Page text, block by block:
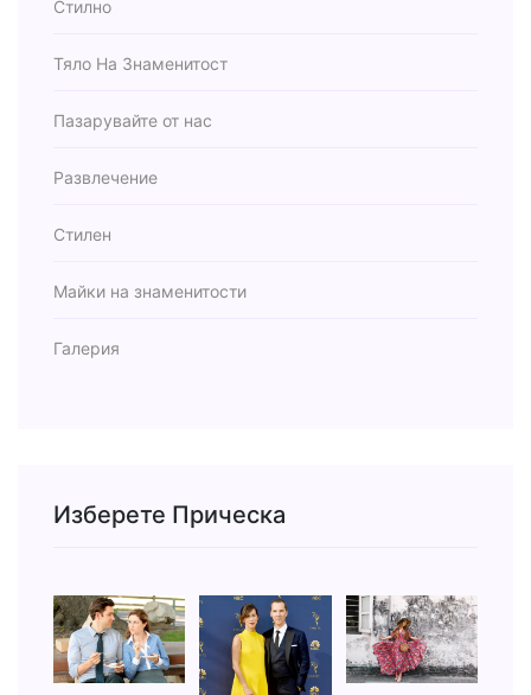
Стилно
Тяло На Знаменитост
Пазарувайте от нас
Развлечение
Стилен
Майки на знаменитости
Галерия
Изберете Прическа